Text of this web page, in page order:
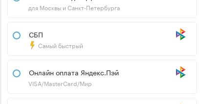
для Москвы и Санкт-Петербурга
СБП
Самый быстрый
Онлайн оплата Яндекс.Пэй
VISA/MasterCard/Мир